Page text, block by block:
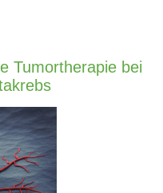
Tumortherapie bei